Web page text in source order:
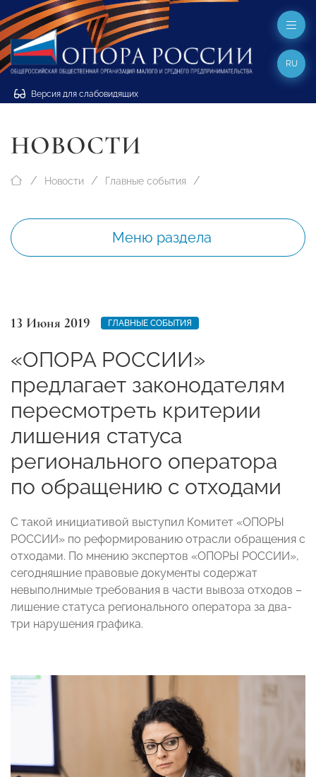
Версия для слабовидящих
RU
НОВОСТИ
Новости Главные события
Меню раздела
13 Июня 2019 ГЛАВНЫЕ СОБЫТИЯ
«ОПОРА РОССИИ»
предлагает законодателям
пересмотреть критерии
лишения статуса
регионального оператора
по обращению с отходами
С такой инициативой выступил Комитет «ОПОРЫ
РОССИИ» по реформированию отрасли обращения с
отходами. По мнению экспертов «ОПОРЫ РОССИИ»,
сегодняшние правовые документы содержат
невыполнимые требования в части вывоза отходов –
лишение статуса регионального оператора за два-
три нарушения графика.